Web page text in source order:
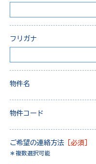
フリガナ
物件名
物件コード
ご希望の連絡方法 ［必須］
＊複数選択可能